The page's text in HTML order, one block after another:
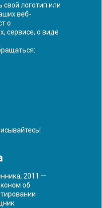
свой логотип или
веб-
о
сервисе, о виде
2011 —
об